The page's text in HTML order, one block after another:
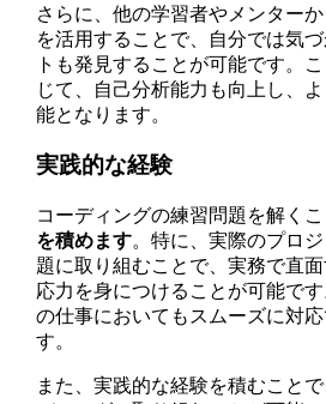
さらに、他の学習者やメンター
を活用することで、自分では気
トも発見することが可能です。
じて、自己分析能力も向上し、
能となります。
実践的な経験
コーディングの練習問題を解く
を積めます。特に、実際のプロ
題に取り組むことで、実務で直
応力を身につけることが可能で
の仕事においてもスムーズに対
す。
また、実践的な経験を積むこと